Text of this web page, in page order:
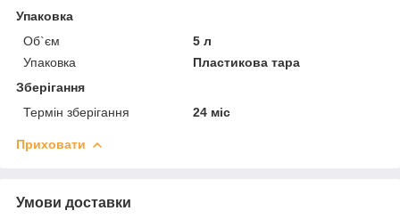
Упаковка
Об`єм
5 л
Упаковка
Пластикова тара
Зберігання
Термін зберігання
24 міс
Приховати
Умови доставки